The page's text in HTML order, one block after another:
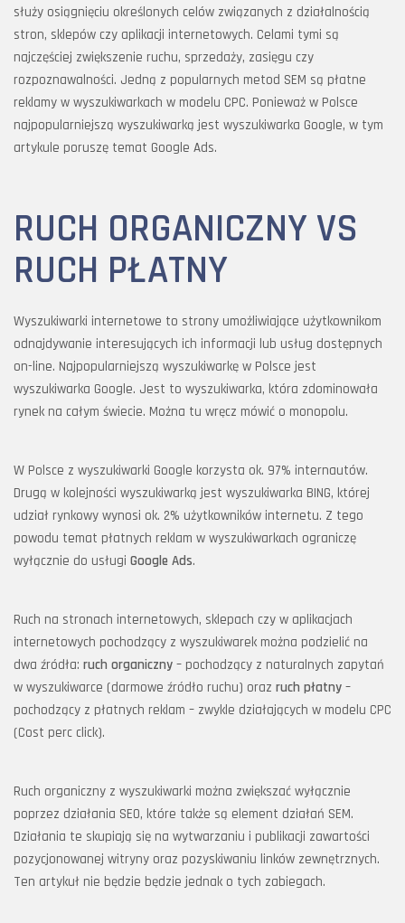
służy osiągnięciu określonych celów związanych z działalnością
stron, sklepów czy aplikacji internetowych. Celami tymi są
najczęściej zwiększenie ruchu, sprzedaży, zasięgu czy
rozpoznawalności. Jedną z popularnych metod SEM są płatne
reklamy w wyszukiwarkach w modelu CPC. Ponieważ w Polsce
najpopularniejszą wyszukiwarką jest wyszukiwarka Google, w tym
artykule poruszę temat Google Ads.
RUCH ORGANICZNY VS
RUCH PŁATNY
Wyszukiwarki internetowe to strony umożliwiające użytkownikom
odnajdywanie interesujących ich informacji lub usług dostępnych
on-line. Najpopularniejszą wyszukiwarkę w Polsce jest
wyszukiwarka Google. Jest to wyszukiwarka, która zdominowała
rynek na całym świecie. Można tu wręcz mówić o monopolu.
W Polsce z wyszukiwarki Google korzysta ok. 97% internautów.
Drugą w kolejności wyszukiwarką jest wyszukiwarka BING, której
udział rynkowy wynosi ok. 2% użytkowników internetu. Z tego
powodu temat płatnych reklam w wyszukiwarkach ograniczę
wyłącznie do usługi Google Ads.
Ruch na stronach internetowych, sklepach czy w aplikacjach
internetowych pochodzący z wyszukiwarek można podzielić na
dwa źródła: ruch organiczny – pochodzący z naturalnych zapytań
w wyszukiwarce (darmowe źródło ruchu) oraz ruch płatny –
pochodzący z płatnych reklam – zwykle działających w modelu CPC
(Cost perc click).
Ruch organiczny z wyszukiwarki można zwiększać wyłącznie
poprzez działania SEO, które także są element działań SEM.
Działania te skupiają się na wytwarzaniu i publikacji zawartości
pozycjonowanej witryny oraz pozyskiwaniu linków zewnętrznych.
Ten artykuł nie będzie będzie jednak o tych zabiegach.